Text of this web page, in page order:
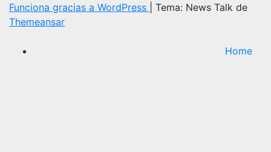
Funciona gracias a WordPress
Tema: News Talk de
Themeansar
Home